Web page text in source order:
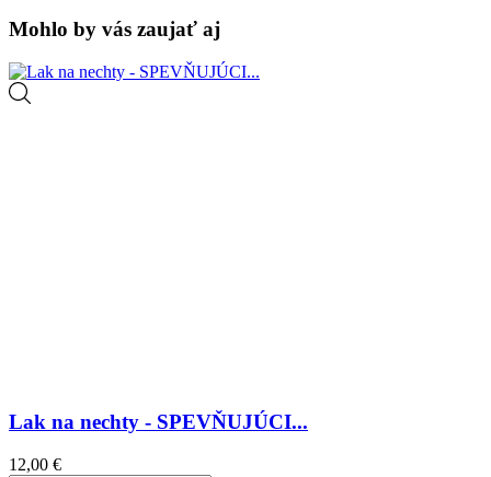
Mohlo by vás zaujať aj
Lak na nechty - SPEVŇUJÚCI...
Cena
12,00 €